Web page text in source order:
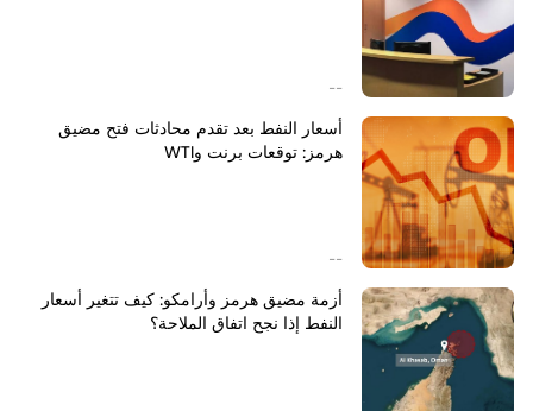
--
أسعار النفط بعد تقدم محادثات فتح مضيق
هرمز: توقعات برنت وWTI
--
أزمة مضيق هرمز وأرامكو: كيف تتغير أسعار
النفط إذا نجح اتفاق الملاحة؟